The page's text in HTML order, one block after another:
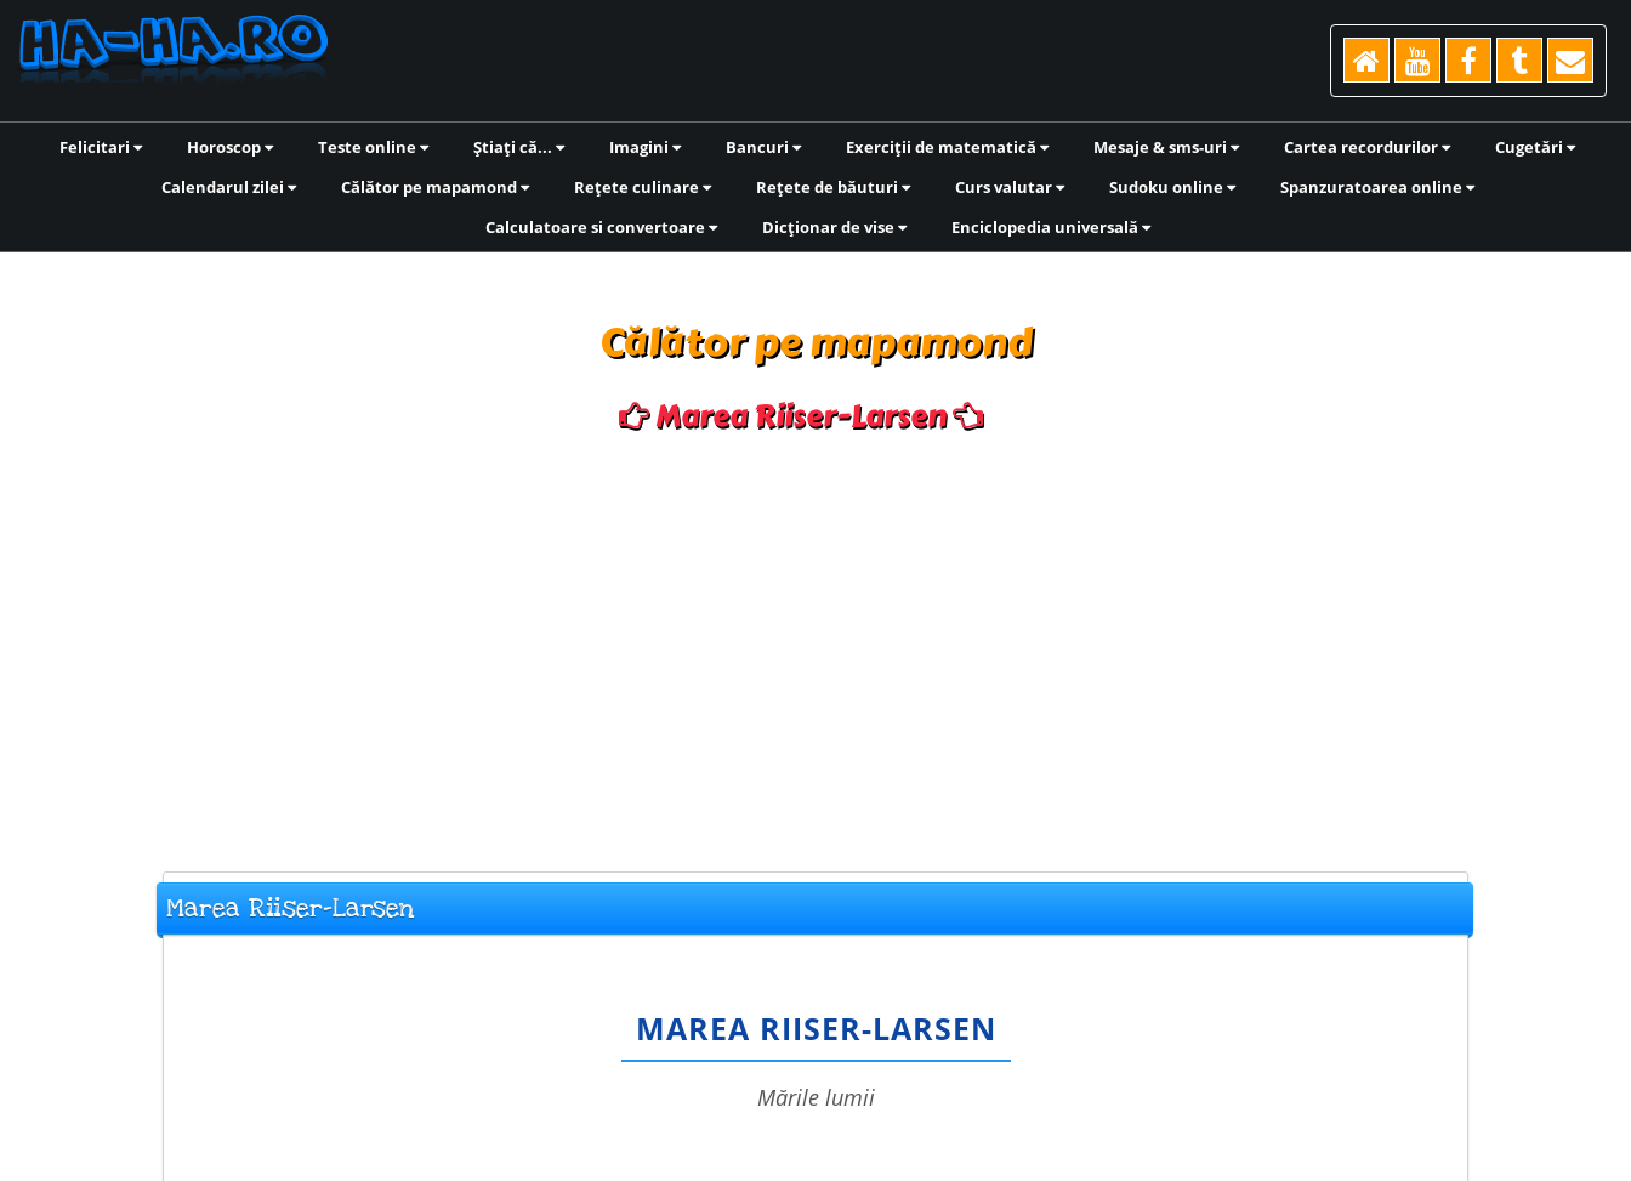
Felicitari Horoscop Teste online Știați că... Imagini Bancuri Exerciții de matematică Mesaje & sms-uri Cartea recordurilor
Cugetări
Calendarul zilei
Călător pe mapamond Rețete culinare Rețete de băuturi Curs valutar Sudoku online
Spanzuratoarea online
Calculatoare si convertoare
Dicționar de vise Enciclopedia universală
Călător pe mapamond
Marea Riiser-Larsen
Marea Riiser-Larsen
MAREA RIISER-LARSEN
mările lumii